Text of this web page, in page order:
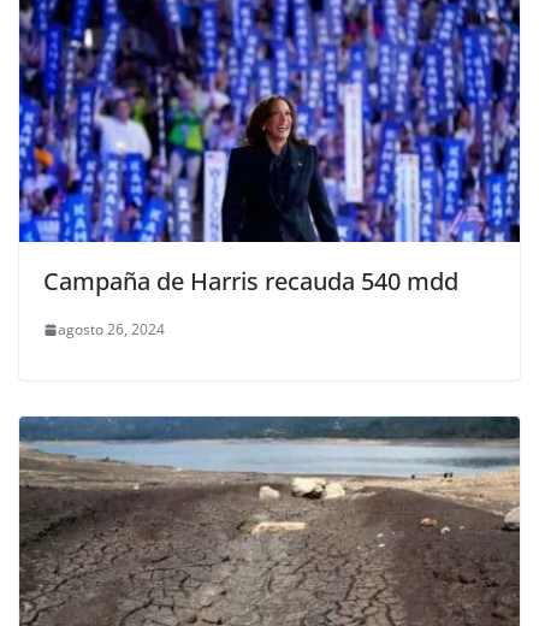
Campaña de Harris recauda 540 mdd
agosto 26, 2024